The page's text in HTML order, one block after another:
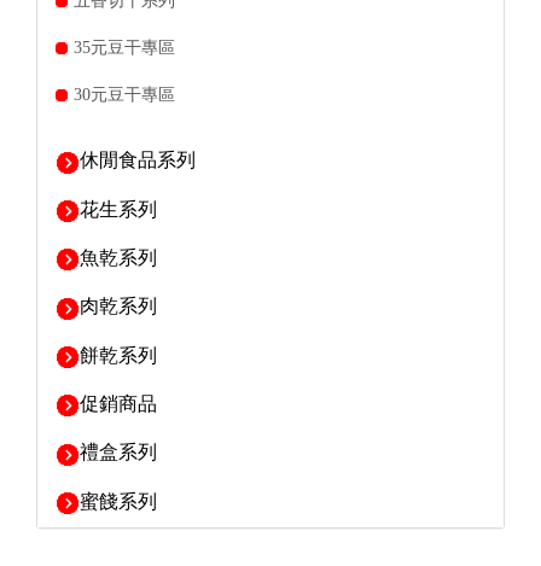
35元豆干專區
30元豆干專區
休閒食品系列
花生系列
魚乾系列
肉乾系列
餅乾系列
促銷商品
禮盒系列
蜜餞系列